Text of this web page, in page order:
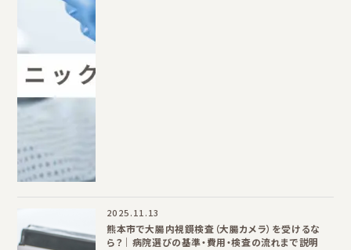
2025.11.13
熊本市で大腸内視鏡検査（大腸カメラ）を受けるな
ら？｜病院選びの基準・費用・検査の流れまで説明